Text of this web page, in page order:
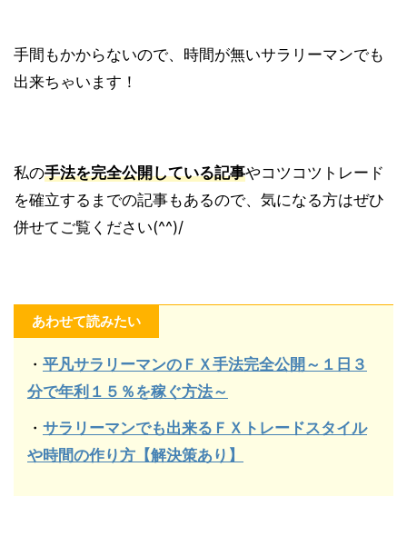
手間もかからないので、時間が無いサラリーマンでも
出来ちゃいます！
私の手法を完全公開している記事やコツコツトレード
を確立するまでの記事もあるので、気になる方はぜひ
併せてご覧ください(^^)/
あわせて読みたい
・ 平凡サラリーマンのＦＸ手法完全公開～１日３
分で年利１５％を稼ぐ方法～
・ サラリーマンでも出来るＦＸトレードスタイル
や時間の作り方【解決策あり】